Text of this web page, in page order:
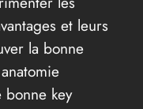
et leurs
la bonne
key